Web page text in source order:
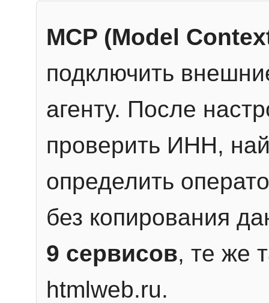
MCP (Model
подключить
агенту. После
проверить ИНН,
определить
без копирования
9 сервисов, те же
htmlweb.ru.